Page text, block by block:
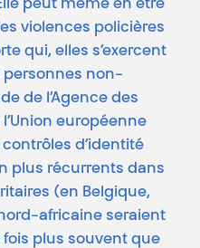
peut même en être
violences policières
qui, elles s’exercent
personnes non-
de l’Agence des
européenne
contrôles d’identité
plus récurrents dans
(en Belgique,
africaine seraient
plus souvent que